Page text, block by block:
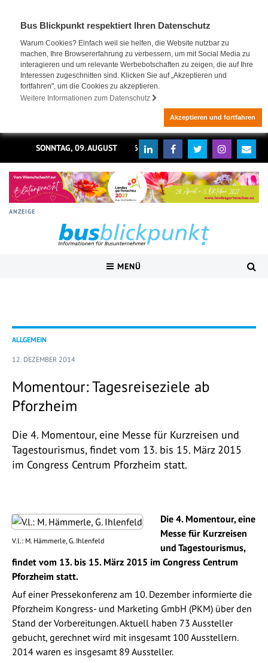
Bus Blickpunkt respektiert Ihren Datenschutz
Warum Cookies? Einfach weil sie helfen, die Website nutzbar zu
machen, Ihre Browsererfahrung zu verbessern, um mit Social Media zu
interagieren und um relevante Werbebotschaften zu zeigen, die auf Ihre
Interessen zugeschnitten sind. Klicken Sie auf „Akzeptieren und
fortfahren", um die Cookies zu akzeptieren.
Weitere Informationen zum Datenschutz
Akzeptieren und fortfahren
SONNTAG, 09. AUGUST 2026
ANZEIGE
MENÜ
ALLGEMEIN
12. DEZEMBER 2014
Momentour: Tagesreiseziele ab
Pforzheim
Die 4. Momentour, eine Messe für Kurzreisen und
Tagestourismus, findet vom 13. bis 15. März 2015
im Congress Centrum Pforzheim statt.
V.l.: M. Hämmerle, G. Ihlenfeld
Die 4. Momentour, eine
Messe für Kurzreisen
und Tagestourismus,
findet vom 13. bis 15. März 2015 im Congress Centrum
Pforzheim statt.
Auf einer Pressekonferenz am 10. Dezember informierte die
Pforzheim Kongress- und Marketing GmbH (PKM) über den
Stand der Vorbereitungen. Aktuell haben 73 Aussteller
gebucht, gerechnet wird mit insgesamt 100 Ausstellern.
2014 waren es insgesamt 89 Aussteller.